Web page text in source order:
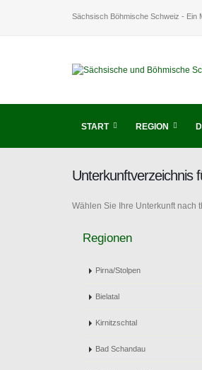
Sächsisch Böhmische Schweiz - Ein
START REGION
Unterkunftverzeichnis
Wählen Sie Ihre Unterkunft nach
Regionen
Pirna/Stolpen
Bielatal
Kirnitzschtal
Bad Schandau